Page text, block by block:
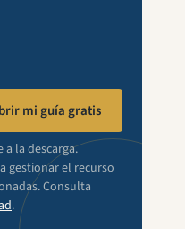
mi guía gratis
la descarga.
gestionar el recurso
Consulta
.